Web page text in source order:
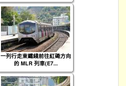
一列行走東鐵綫前往紅磡方向
的 MLR 列車(E7...